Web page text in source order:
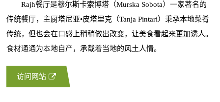
Rajh餐厅是穆尔斯卡索博塔（Murska Sobota）一家著名的
传统餐厅，主厨塔尼亚•皮塔里克（Tanja Pintari）秉承本地菜肴
传统，但也会在口感上稍稍做出改变，让美食看起来更加诱人。
食材通通为本地自产，承载着当地的风土人情。
访问网站